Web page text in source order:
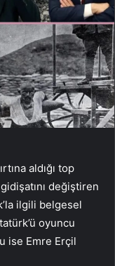
aldığı top
değiştiren
ilgili belgesel
oyuncu
ise Emre Erçil